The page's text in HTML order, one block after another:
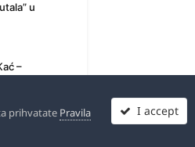
u
–
prihvatate Pravila
I accept